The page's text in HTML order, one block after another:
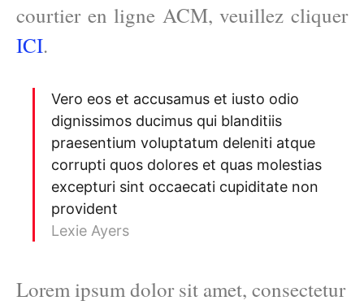
courtier en ligne ACM, veuillez cliquer
ICI.
Vero eos et accusamus et iusto odio
dignissimos ducimus qui blanditiis
praesentium voluptatum deleniti atque
corrupti quos dolores et quas molestias
excepturi sint occaecati cupiditate non
provident
Lexie Ayers
Lorem ipsum dolor sit amet, consectetur